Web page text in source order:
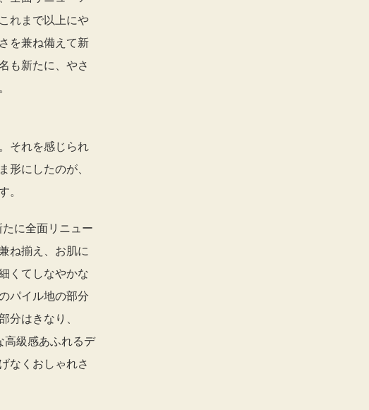
れまで以上にや
を兼ね備えて新
も新たに、やさ
それを感じられ
形にしたのが、
。
に全面リニュー
ね揃え、お肌に
くてしなやかな
パイル地の部分
分はきなり、
高級感あふれるデ
なくおしゃれさ